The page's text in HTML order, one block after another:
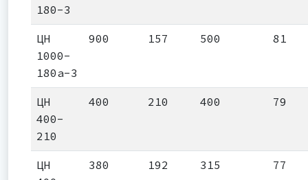
180-3
ЦН
1000-
180а-3
900 157 500 81
ЦН
400-
210
400 210 400 79
ЦН
380 192 315 77